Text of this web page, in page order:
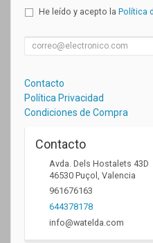
He leído y acepto la Política
Contacto
Política Privacidad
Condiciones de Compra
Contacto
Avda. Dels Hostalets 43D
46530 Puçol Valencia
961676163
644378178
info@watelda.com